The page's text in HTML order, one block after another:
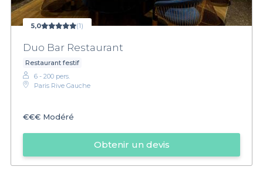
5,0 (1)
Duo Bar Restaurant
Restaurant festif
6 - 200 pers.
Paris Rive Gauche
€€€ Modéré
Obtenir un devis